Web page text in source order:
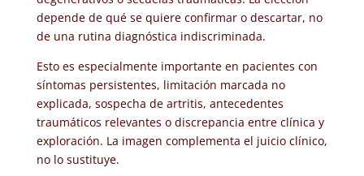
depende de qué se quiere confirmar o descartar, no
de una rutina diagnóstica indiscriminada.
Esto es especialmente importante en pacientes con
síntomas persistentes, limitación marcada no
explicada, sospecha de artritis, antecedentes
traumáticos relevantes o discrepancia entre clínica y
exploración. La imagen complementa el juicio clínico,
no lo sustituye.